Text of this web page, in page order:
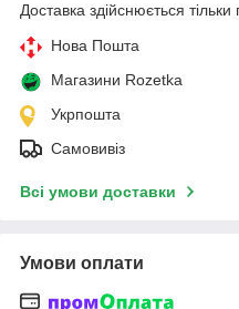
Доставка здійснюється тільки
Нова Пошта
Магазини Rozetka
Укрпошта
Самовивіз
Всі умови доставки
Умови оплати